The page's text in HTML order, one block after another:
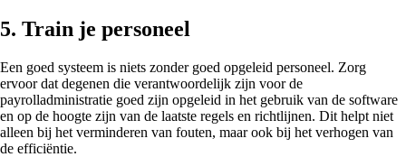
5. Train je personeel
Een goed systeem is niets zonder goed opgeleid personeel. Zorg
ervoor dat degenen die verantwoordelijk zijn voor de
payrolladministratie goed zijn opgeleid in het gebruik van de software
en op de hoogte zijn van de laatste regels en richtlijnen. Dit helpt niet
alleen bij het verminderen van fouten, maar ook bij het verhogen van
de efficiëntie.